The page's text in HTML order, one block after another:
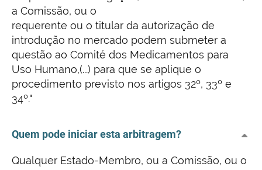
a Comissão, ou o
requerente ou o titular da autorização de
introdução no mercado podem submeter a
questão ao Comité dos Medicamentos para
Uso Humano,(...) para que se aplique o
procedimento previsto nos artigos 32º, 33º e
34º."
Quem pode iniciar esta arbitragem?
Qualquer Estado-Membro, ou a Comissão, ou o